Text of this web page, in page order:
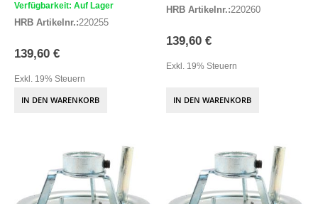
Verfügbarkeit: Auf Lager
HRB Artikelnr.:220255
139,60 €
Exkl. 19% Steuern
IN DEN WARENKORB
HRB Artikelnr.:220260
139,60 €
Exkl. 19% Steuern
IN DEN WARENKORB